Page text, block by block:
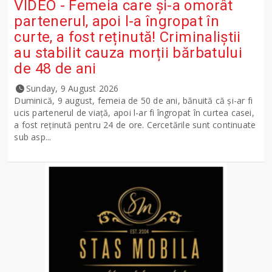
VIDEO - Femeia care și-a omorât
partenerul, apoi l-a îngropat în
curte, a fost reținută! Criminaliștii
au stabilit cauza morții bărbatului
de 48 de ani
Sunday, 9 August 2026
Duminică, 9 august, femeia de 50 de ani, bănuită că și-ar fi
ucis partenerul de viață, apoi l-ar fi îngropat în curtea casei,
a fost reținută pentru 24 de ore. Cercetările sunt continuate
sub asp...